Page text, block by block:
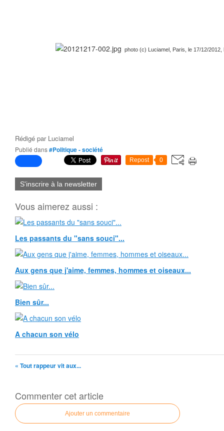
photo (c) Luciamel, Paris, le 17/12/2012,
Rédigé par Luciamel
Publié dans#Politique - société
Repost 0
S'inscrire à la newsletter
Vous aimerez aussi :
Les passants du "sans souci"...
Aux gens que j'aime, femmes, hommes et oiseaux...
Bien sûr...
A chacun son vélo
« Tout rappeur vit aux...
Commenter cet article
Ajouter un commentaire